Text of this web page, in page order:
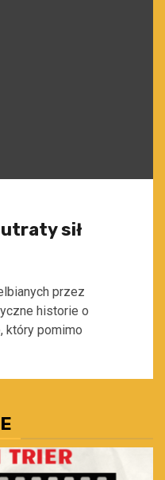
utraty sił
przez
historie o
który pomimo